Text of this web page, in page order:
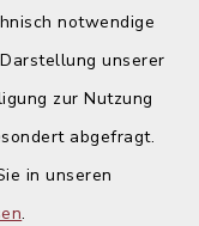
notwendige
unserer
zur Nutzung
abgefragt.
in unseren
.